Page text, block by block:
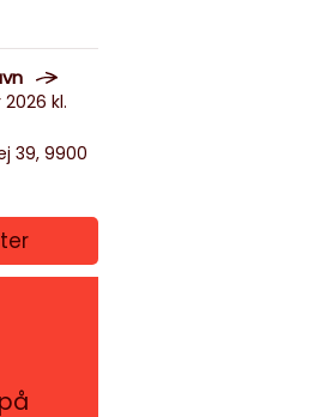
kl.
39, 9900